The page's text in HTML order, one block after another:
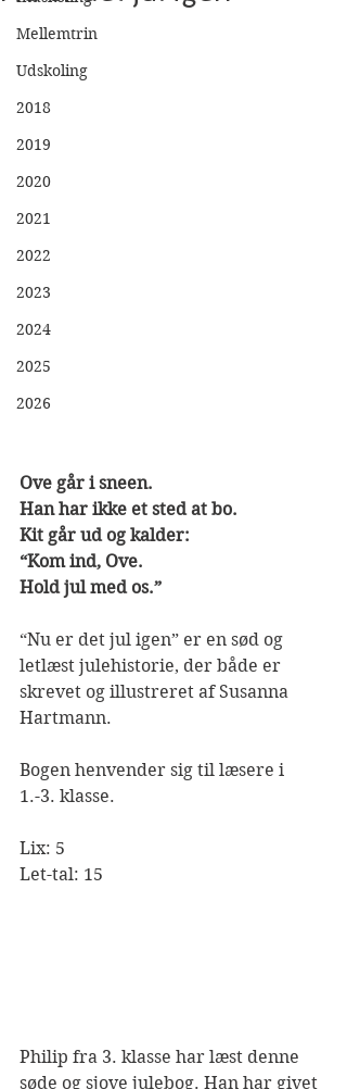
Mellemtrin
Udskoling
2018
2019
2020
2021
2022
2023
2024
2025
2026
Ove går i sneen.
Han har ikke et sted at bo.
Kit går ud og kalder:
“Kom ind, Ove.
Hold jul med os.”
“Nu er det jul igen” er en sød og
letlæst julehistorie, der både er
skrevet og illustreret af Susanna
Hartmann.
Bogen henvender sig til læsere i
1.-3. klasse.
Lix: 5
Let-tal: 15
Philip fra 3. klasse har læst denne
søde og sjove julebog. Han har givet